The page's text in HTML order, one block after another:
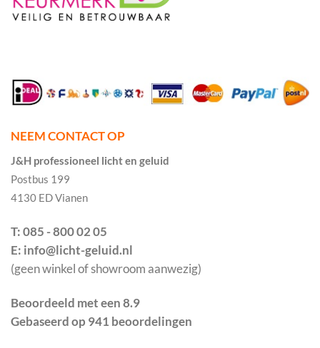
NEEM CONTACT OP
J&H professioneel licht en geluid
Postbus 199
4130 ED Vianen
T: 085 - 800 02 05
E: info@licht-geluid.nl
(geen winkel of showroom aanwezig)
Beoordeeld met een 8.9
Gebaseerd op 941 beoordelingen